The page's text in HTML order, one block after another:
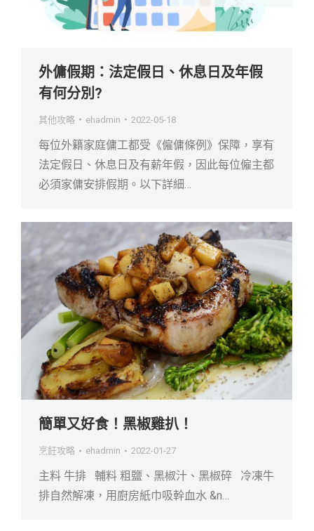
外傭假期：法定假日、休息日及年假
有何分別?
其他攻略 ehadmin 2022-05-18
每位外籍家庭傭工都受《僱傭條例》保障，享有
法定假日、休息日及有薪年假，因此每位僱主都
必須家傭安排假期。以下詳細…
簡單又好食！黑椒雞扒！
烹飪攻略 ehadmin 2022-01-27
主料 牛排 輔料 粗鹽、黑椒汁、黑椒碎 冷凍牛
排自然解凍，用廚房紙巾吸幹血水 &n…